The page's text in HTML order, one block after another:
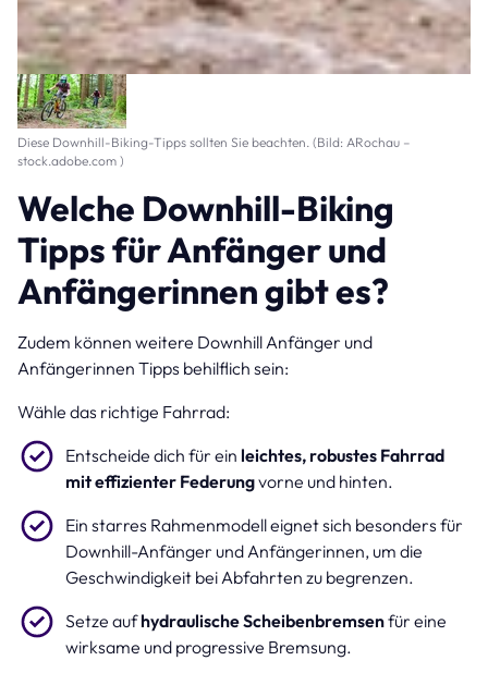
Diese Downhill-Biking-Tipps sollten Sie beachten. (Bild: ARochau –
stock.adobe.com )
Welche Downhill-Biking
Tipps für Anfänger und
Anfängerinnen gibt es?
Zudem können weitere Downhill Anfänger und
Anfängerinnen Tipps behilflich sein:
Wähle das richtige Fahrrad:
Entscheide dich für ein leichtes, robustes Fahrrad
mit effizienter Federungvorne und hinten.
Ein starres Rahmenmodell eignet sich besonders für
Downhill-Anfänger und Anfängerinnen, um die
Geschwindigkeit bei Abfahrten zu begrenzen.
Setze aufhydraulische Scheibenbremsenfür eine
wirksame und progressive Bremsung.